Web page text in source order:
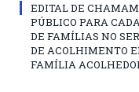
EDITAL DE
PÚBLICO PARA
DE FAMÍLIAS NO
DE ACOLHIMENTO
FAMÍLIA